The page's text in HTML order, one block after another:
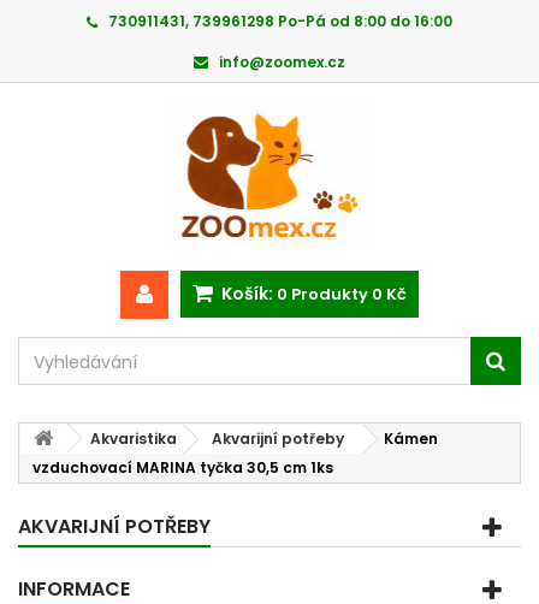
730911431, 739961298 Po-Pá od 8:00 do 16:00
info@zoomex.cz
Košík: 0 Produkty 0 Kč
Akvaristika Akvarijní potřeby
Kámen
vzduchovací MARINA tyčka 30,5 cm 1ks
AKVARIJNÍ POTŘEBY
INFORMACE